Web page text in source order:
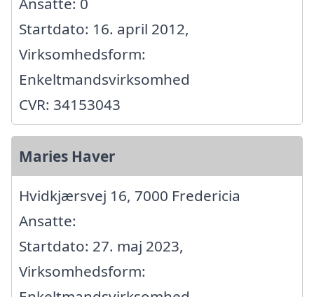
Startdato: 16. april 2012,
Virksomhedsform:
Enkeltmandsvirksomhed
CVR: 34153043
Maries Haver
Hvidkjærsvej 16, 7000 Fredericia
Ansatte:
Startdato: 27. maj 2023,
Virksomhedsform: